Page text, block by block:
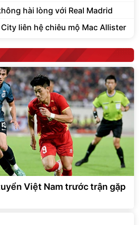
hài lòng với Real Madrid
liên hệ chiêu mộ Mac Allister
Việt Nam trước trận gặp